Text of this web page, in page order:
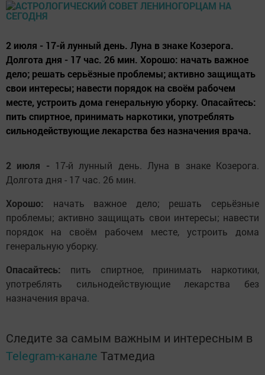
2 июля - 17-й лунный день. Луна в знаке Козерога.
Долгота дня - 17 час. 26 мин. Хорошо: начать важное
дело; решать серьёзные проблемы; активно защищать
свои интересы; навести порядок на своём рабочем
месте, устроить дома генеральную уборку. Опасайтесь:
пить спиртное, принимать наркотики, употреблять
сильнодействующие лекарства без назначения врача.
2 июля - 17-й лунный день. Луна в знаке Козерога.
Долгота дня - 17 час. 26 мин.
Хорошо: начать важное дело; решать серьёзные
проблемы; активно защищать свои интересы; навести
порядок на своём рабочем месте, устроить дома
генеральную уборку.
Опасайтесь: пить спиртное, принимать наркотики,
употреблять сильнодействующие лекарства без
назначения врача.
Следите за самым важным и интересным в
Telegram-канале Татмедиа